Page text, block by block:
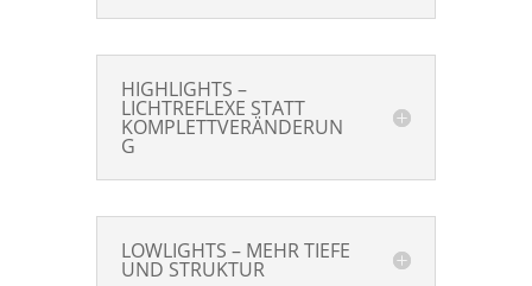
HIGHLIGHTS –
LICHTREFLEXE STATT
KOMPLETTVERÄNDERUN
G
LOWLIGHTS – MEHR TIEFE
UND STRUKTUR